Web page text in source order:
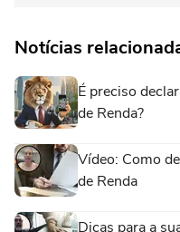
Notícias
É preciso
de Renda?
Vídeo: Como
de Renda
Dicas para a